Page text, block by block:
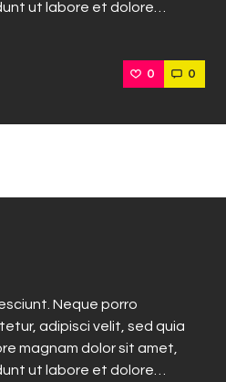
ut labore et dolore…
0 0
Neque porro
adipisci velit, sed quia
magnam dolor sit amet,
ut labore et dolore…